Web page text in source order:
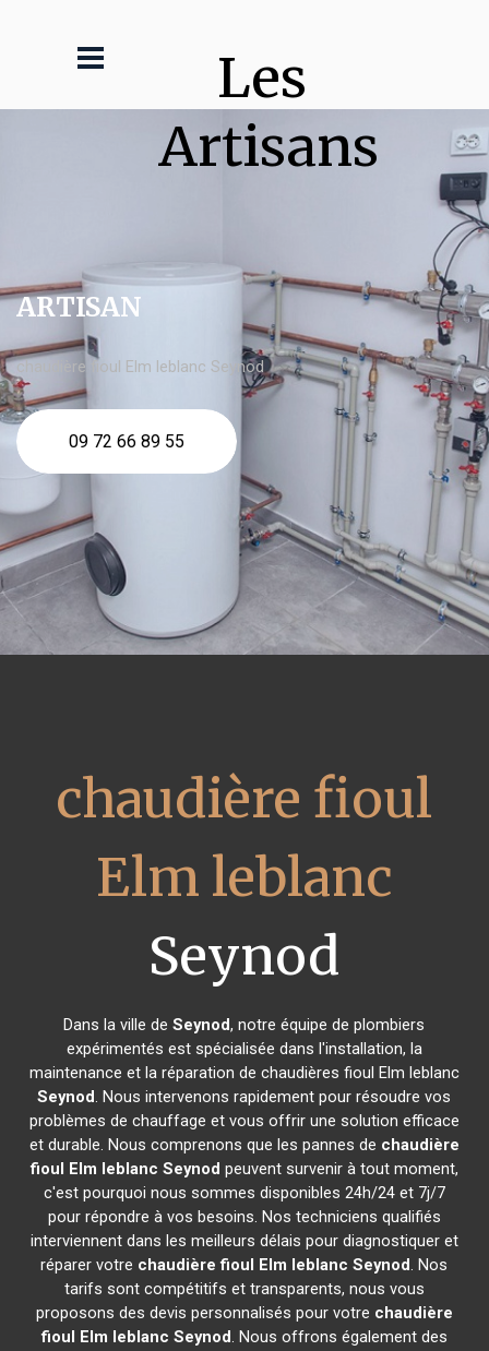
Les
Artisans
ARTISAN
chaudière fioul Elm leblanc Seynod
09 72 66 89 55
chaudière fioul
Elm leblanc
Seynod
Dans la ville deSeynod, notre équipe de plombiers
expérimentés est spécialisée dans l'installation, la
maintenance et la réparation de chaudières fioul Elm leblanc
Seynod. Nous intervenons rapidement pour résoudre vos
problèmes de chauffage et vous offrir une solution efficace
et durable. Nous comprenons que les pannes de chaudière
fioul Elm leblanc Seynod peuvent survenir à tout moment,
c'est pourquoi nous sommes disponibles 24h/24 et 7j/7
pour répondre à vos besoins. Nos techniciens qualifiés
interviennent dans les meilleurs délais pour diagnostiquer et
réparer votre chaudière fioul Elm leblanc Seynod. Nos
tarifs sont compétitifs et transparents, nous vous
proposons des devis personnalisés pour votre chaudière
fioul Elm leblanc Seynod. Nous offrons également des